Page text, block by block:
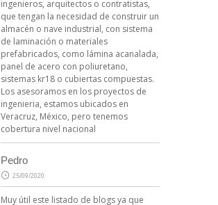
ingenieros, arquitectos o contratistas,
que tengan la necesidad de construir un
almacén o nave industrial, con sistema
de laminación o materiales
prefabricados, como lámina acanalada,
panel de acero con poliuretano,
sistemas kr18 o cubiertas compuestas.
Los asesoramos en los proyectos de
ingenieria, estamos ubicados en
Veracruz, México, pero tenemos
cobertura nivel nacional
Pedro
25/09/2020
Muy útil este listado de blogs ya que